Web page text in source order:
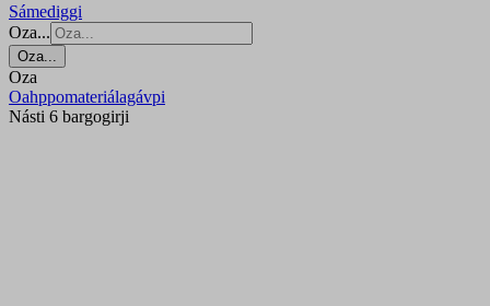
Sámediggi
Oza...
Oza...
Oza
Oahppomateriálagávpi
Násti 6 bargogirji